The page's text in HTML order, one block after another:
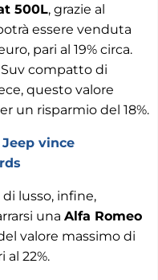
500L, grazie al
essere venduta
pari al 19% circa.
compatto di
questo valore
un risparmio del 18%.
vince
lusso, infine,
una Alfa Romeo
valore massimo di
al 22%.